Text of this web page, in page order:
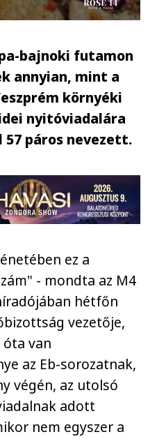
bajnoki futamon
annyian, mint a
környéki
nyitóviadalára
57 páros nevezett.
ez a
- mondta az M4
hétfőn
vezetője,
óta van
az Eb-sorozatnak,
végén, az utolsó
adott
nem egyszer a